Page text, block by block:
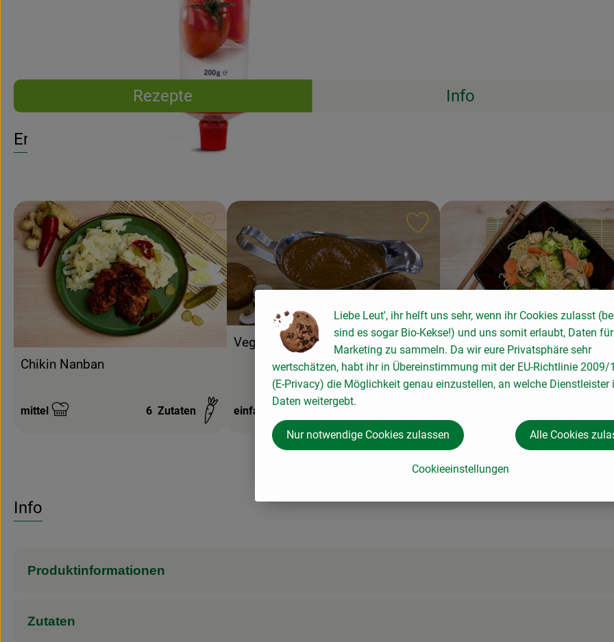
Rezepte Info
Entdecke passende Rezepte
Chikin Nanban
Schwierigkeit:
mittel 6 Zutaten
Rezept zu Favouriten hinzufügen
Vegane Bratensoße
Schwierigkeit:
einfach
Rezept zu Favouriten hinzufügen
Japanisches Pfannengericht -
Yakisoba
Schwierigkeit:
Info
Produktinformationen
Zutaten
Liebe Leut', ihr helft uns sehr, wenn ihr Cookies zulasst
sind es sogar Bio-Kekse!) und uns somit erlaubt, Daten
Marketing zu sammeln. Da wir eure Privatsphäre sehr
wertschätzen, habt ihr in Übereinstimmung mit der EU-Richtlinie 2009/
(E-Privacy) die Möglichkeit genau einzustellen, an welche Dienstleister
Daten weitergebt.
Cookieeinstellungen
Nur notwendige Cookies zulassen Alle Cookies